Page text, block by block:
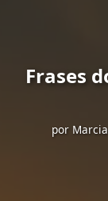
Frases
por